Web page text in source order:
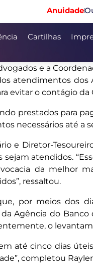
Anuidade
Cartilhas
e a
atendimentos
evitar o contágio da
prestados para
necessários até a
e Diretor-
atendidos.
da melhor
ressaltou.
por meios dos
Agência do
o
até cinco dias
completou